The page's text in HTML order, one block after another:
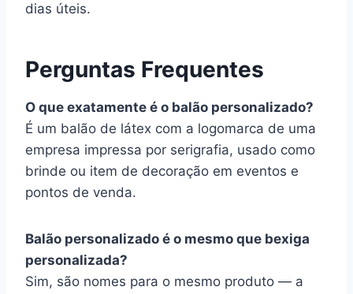
dias úteis.
Perguntas Frequentes
O que exatamente é o balão personalizado?
É um balão de látex com a logomarca de uma
empresa impressa por serigrafia, usado como
brinde ou item de decoração em eventos e
pontos de venda.
Balão personalizado é o mesmo que bexiga
personalizada?
Sim, são nomes para o mesmo produto — a